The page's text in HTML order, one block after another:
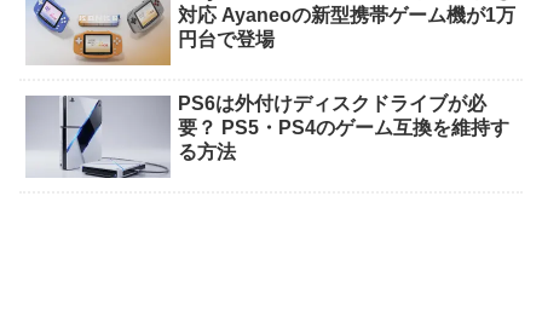
対応 Ayaneoの新型携帯ゲーム機が1万
円台で登場
PS6は外付けディスクドライブが必
要？ PS5・PS4のゲーム互換を維持す
る方法